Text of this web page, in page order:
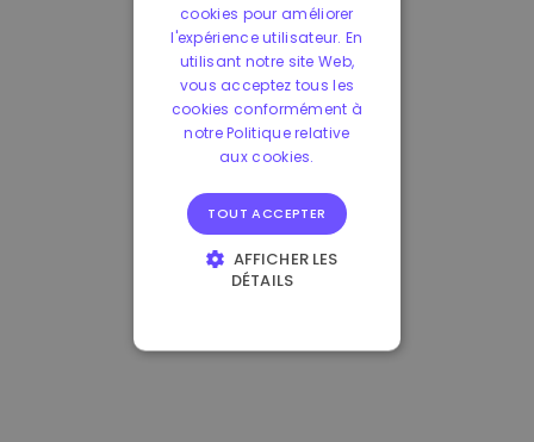
cookies pour améliorer
l'expérience utilisateur. En
utilisant notre site Web,
vous acceptez tous les
cookies conformément à
notre Politique relative
aux cookies.
TOUT ACCEPTER
AFFICHER LES
DÉTAILS